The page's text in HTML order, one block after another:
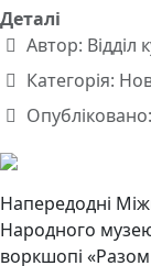
Деталі
Автор: Відділ
Категорія:
Напередодні
Народного музею
воркшопі